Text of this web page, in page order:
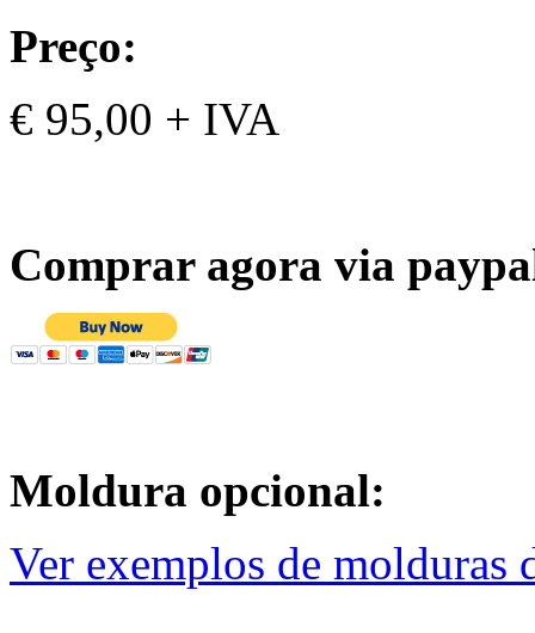
Preço:
€ 95,00 + IVA
Comprar agora via
Moldura opcional:
Ver exemplos de molduras